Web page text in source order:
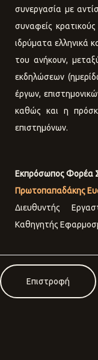
συνεργασία με
συναφείς
ιδρύματα ελληνικά
του ανήκουν,
εκδηλώσεων
έργων,
καθώς και η
επιστημόνων.
Εκπρόσωπος Φορέα
Πρωτοπαπαδάκης
Διευθυντής
Καθηγητής
Επιστροφή